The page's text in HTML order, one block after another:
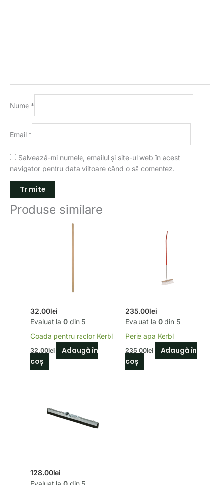
Nume *
Email *
Salvează-mi numele, emailul și site-ul web în acest
navigator pentru data viitoare când o să comentez.
Produse similare
32.00lei
Evaluat la 0 din 5
Coada pentru raclor Kerbl
32.00lei
Adaugă în
coș
235.00lei
Evaluat la 0 din 5
Perie apa Kerbl
235.00lei
Adaugă în
coș
128.00lei
Evaluat la 0 din 5